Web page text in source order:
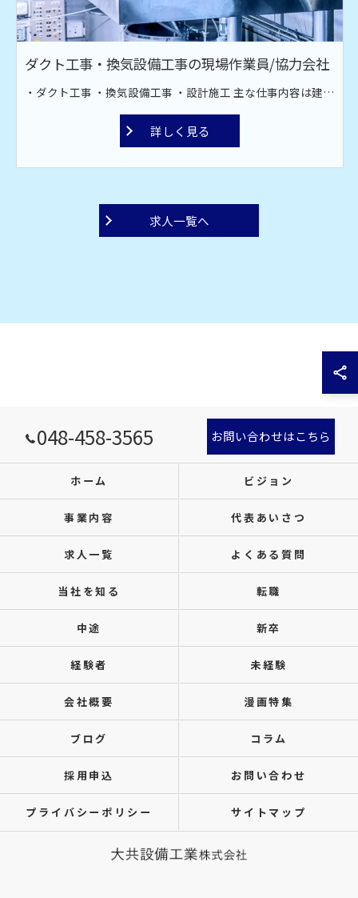
ダクト工事・換気設備工事の現場作業員/協力会社
・ダクト工事 ・換気設備工事 ・設計施工 主な仕事内容は建設現場での空調設備工事です。オフィス、工場、飲食店、スーパーなどのダクト工場。 換気・排煙・空調などのダクト材の取り付け作業です。ダクト材接続・換気扇取り付け・ファン取付工事を行っております。 現場は全国対応！ 宮古島や甲子園近郊への出張もあります。
詳しく見る
求人一覧へ
048-458-3565 お問い合わせはこちら
ホーム ビジョン
事業内容 代表あいさつ
求人一覧 よくある質問
当社を知る 転職
中途 新卒
経験者 未経験
会社概要 漫画特集
ブログ コラム
採用申込 お問い合わせ
プライバシーポリシー サイトマップ